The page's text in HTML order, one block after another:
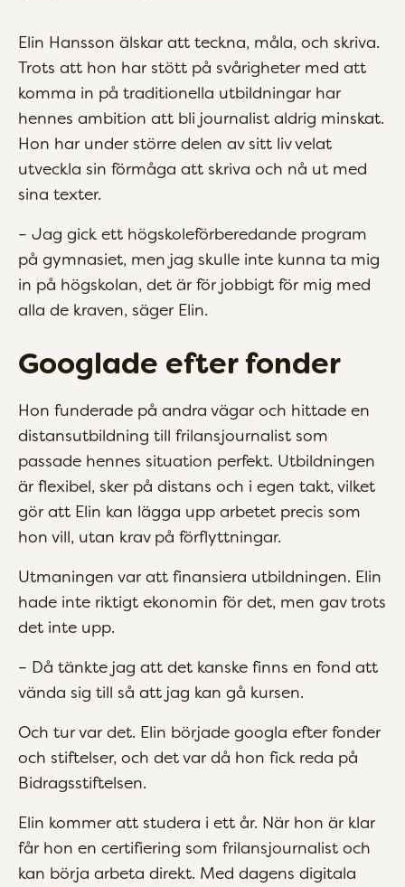
Elin Hansson älskar att teckna, måla, och skriva.
Trots att hon har stött på svårigheter med att
komma in på traditionella utbildningar har
hennes ambition att bli journalist aldrig minskat.
Hon har under större delen av sitt liv velat
utveckla sin förmåga att skriva och nå ut med
sina texter.
– Jag gick ett högskoleförberedande program
på gymnasiet, men jag skulle inte kunna ta mig
in på högskolan, det är för jobbigt för mig med
alla de kraven, säger Elin.
Googlade efter fonder
Hon funderade på andra vägar och hittade en
distansutbildning till frilansjournalist som
passade hennes situation perfekt. Utbildningen
är flexibel, sker på distans och i egen takt, vilket
gör att Elin kan lägga upp arbetet precis som
hon vill, utan krav på förflyttningar.
Utmaningen var att finansiera utbildningen. Elin
hade inte riktigt ekonomin för det, men gav trots
det inte upp.
– Då tänkte jag att det kanske finns en fond att
vända sig till så att jag kan gå kursen.
Och tur var det. Elin började googla efter fonder
och stiftelser, och det var då hon fick reda på
Bidragsstiftelsen.
Elin kommer att studera i ett år. När hon är klar
får hon en certifiering som frilansjournalist och
kan börja arbeta direkt. Med dagens digitala